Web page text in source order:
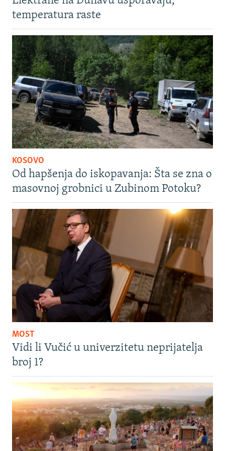
temperatura raste
KOSOVO
Od hapšenja do iskopavanja: Šta se zna o
masovnoj grobnici u Zubinom Potoku?
MOST
Vidi li Vučić u univerzitetu neprijatelja
broj 1?